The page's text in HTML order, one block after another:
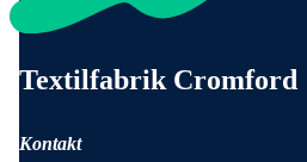
Textilfabrik Cromford
Kontakt